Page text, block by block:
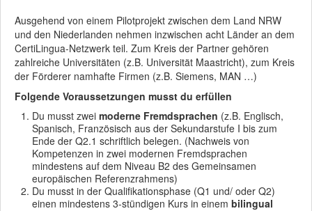
Ausgehend von einem Pilotprojekt zwischen dem Land NRW
und den Niederlanden nehmen inzwischen acht Länder an dem
CertiLingua-Netzwerk teil. Zum Kreis der Partner gehören
zahlreiche Universitäten (z.B. Universität Maastricht), zum Kreis
der Förderer namhafte Firmen (z.B. Siemens, MAN …)
Folgende Voraussetzungen musst du erfüllen
Du musst zwei moderne Fremdsprachen (z.B. Englisch,
Spanisch, Französisch aus der Sekundarstufe I bis zum
Ende der Q2.1 schriftlich belegen. (Nachweis von
Kompetenzen in zwei modernen Fremdsprachen
mindestens auf dem Niveau B2 des Gemeinsamen
europäischen Referenzrahmens)
Du musst in der Qualifikationsphase (Q1 und/ oder Q2)
einen mindestens 3-stündigen Kurs in einem bilingual